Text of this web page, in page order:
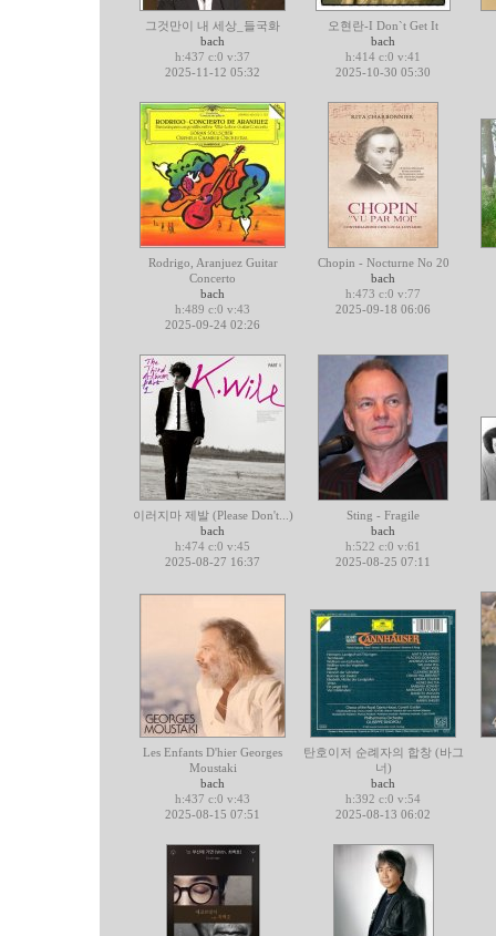
그것만이 내 세상_들국화
bach
h:437 c:0 v:37
2025-11-12 05:32
오현란-I Don`t Get It
bach
h:414 c:0 v:41
2025-10-30 05:30
Rodrigo, Aranjuez Guitar
Concerto
bach
h:489 c:0 v:43
2025-09-24 02:26
Chopin - Nocturne No 20
bach
h:473 c:0 v:77
2025-09-18 06:06
이러지마 제발 (Please Don't...)
bach
h:474 c:0 v:45
2025-08-27 16:37
Sting - Fragile
bach
h:522 c:0 v:61
2025-08-25 07:11
Les Enfants D'hier Georges
Moustaki
bach
h:437 c:0 v:43
2025-08-15 07:51
탄호이저 순례자의 합창 (바그
너)
bach
h:392 c:0 v:54
2025-08-13 06:02